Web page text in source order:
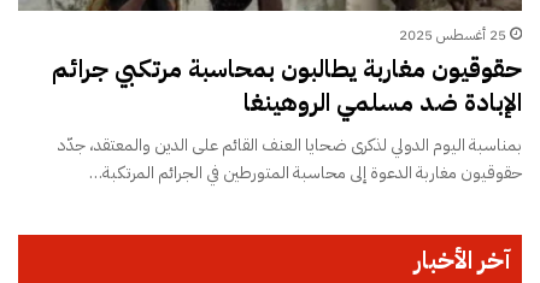
25 أغسطس 2025
حقوقيون مغاربة يطالبون بمحاسبة مرتكبي جرائم
الإبادة ضد مسلمي الروهينغا
بمناسبة اليوم الدولي لذكرى ضحايا العنف القائم على الدين والمعتقد، جدّد
حقوقيون مغاربة الدعوة إلى محاسبة المتورطين في الجرائم المرتكبة…
آخر الأخبار